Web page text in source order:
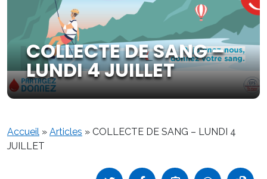
COLLECTE DE SANG –
LUNDI 4 JUILLET
Accueil » Articles » COLLECTE DE SANG – LUNDI 4
JUILLET